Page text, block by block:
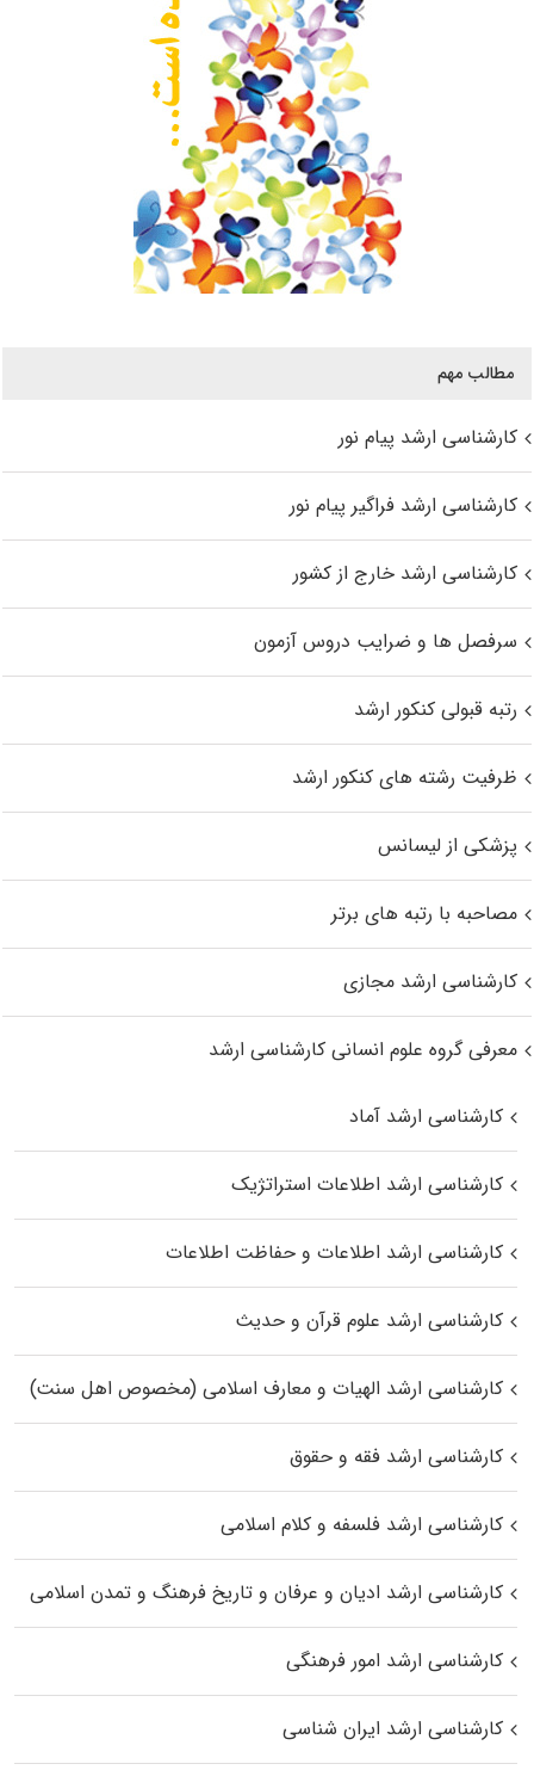
مطالب مهم
کارشناسی ارشد پیام نور
کارشناسی ارشد فراگیر پیام نور
کارشناسی ارشد خارج از کشور
سرفصل ها و ضرایب دروس آزمون
رتبه قبولی کنکور ارشد
ظرفیت رشته های کنکور ارشد
پزشکی از لیسانس
مصاحبه با رتبه های برتر
کارشناسی ارشد مجازی
معرفی گروه علوم انسانی کارشناسی ارشد
کارشناسی ارشد آماد
کارشناسی ارشد اطلاعات استراتژیک
کارشناسی ارشد اطلاعات و حفاظت اطلاعات
کارشناسی ارشد علوم قرآن و حدیث
کارشناسی ارشد الهیات و معارف اسلامی (مخصوص اهل سنت)
کارشناسی ارشد فقه و حقوق
کارشناسی ارشد فلسفه و کلام اسلامی
کارشناسی ارشد ادیان و عرفان و تاریخ فرهنگ و تمدن اسلامی
کارشناسی ارشد امور فرهنگی
کارشناسی ارشد ایران شناسی